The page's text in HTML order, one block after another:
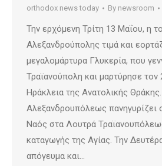
orthodox news today By newsroom
Την ερχόμενη Τρίτη 13 Μαΐου, η
Αλεξανδρούπολης τιμά και
μεγαλομάρτυρα Γλυκερία, που
Τραϊανούπολη και μαρτύρησε τον
Ηράκλεια της Ανατολικής
Αλεξανδρουπόλεως πανηγυρίζει
Ναός στα Λουτρά
καταγωγής της Αγίας. Την
απόγευμα και…